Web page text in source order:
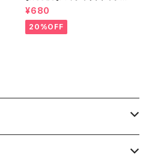
スプリング【ツイン】 スーパーソ
フト-1.2 ブルー（4個入り） K
N-DST02
¥680
20%OFF